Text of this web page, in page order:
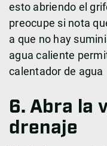
esto abriendo el
preocupe si nota
a que no hay
agua caliente
calentador de agua
6.Abra la
drenaje